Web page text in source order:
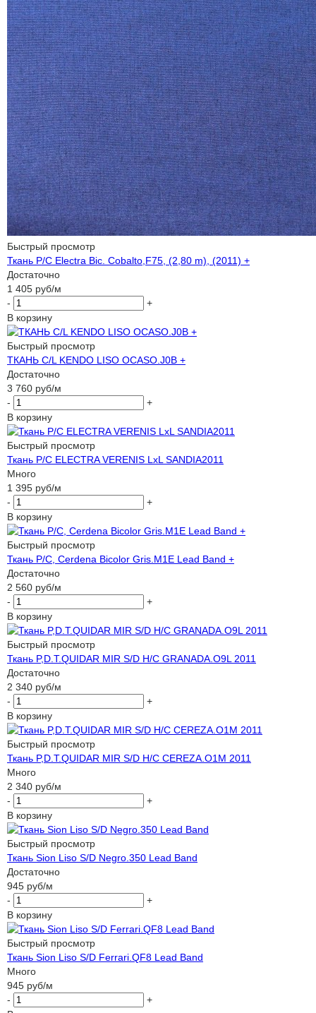
Быстрый просмотр
Ткань P/C Electra Bic. Cobalto,F75, (2,80 m), (2011) +
Достаточно
1 405 руб/м
-
+
В корзину
Быстрый просмотр
ТКАНЬ C/L KENDO LISO OCASO.J0B +
Достаточно
3 760 руб/м
-
+
В корзину
Быстрый просмотр
Ткань P/C ELECTRA VERENIS LxL SANDIA2011
Много
1 395 руб/м
-
+
В корзину
Быстрый просмотр
Ткань P/C, Cerdena Bicolor Gris.M1E Lead Band +
Достаточно
2 560 руб/м
-
+
В корзину
Быстрый просмотр
Ткань P,D.T.QUIDAR MIR S/D H/C GRANADA.O9L 2011
Достаточно
2 340 руб/м
-
+
В корзину
Быстрый просмотр
Ткань P,D.T.QUIDAR MIR S/D H/C CEREZA.O1M 2011
Много
2 340 руб/м
-
+
В корзину
Быстрый просмотр
Ткань Sion Liso S/D Negro.350 Lead Band
Достаточно
945 руб/м
-
+
В корзину
Быстрый просмотр
Ткань Sion Liso S/D Ferrari.QF8 Lead Band
Много
945 руб/м
-
+